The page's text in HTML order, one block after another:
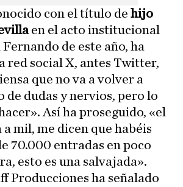
con el título de hijo
en el acto institucional
de este año, ha
red social X, antes Twitter,
que no va a volver a
de dudas y nervios, pero lo
Así ha proseguido, «el
a mil, me dicen que habéis
70.000 entradas en poco
esto es una salvajada».
Producciones ha señalado